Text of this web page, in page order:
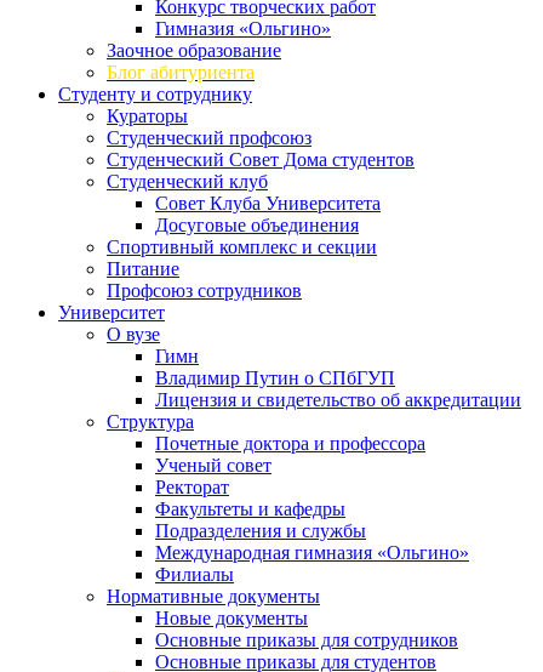
Конкурс творческих работ
Гимназия «Ольгино»
Заочное образование
Блог абитуриента
Студенту и сотруднику
Кураторы
Студенческий профсоюз
Студенческий Совет Дома студентов
Студенческий клуб
Совет Клуба Университета
Досуговые объединения
Спортивный комплекс и секции
Питание
Профсоюз сотрудников
Университет
О вузе
Гимн
Владимир Путин о СПбГУП
Лицензия и свидетельство об аккредитации
Структура
Почетные доктора и профессора
Ученый совет
Ректорат
Факультеты и кафедры
Подразделения и службы
Международная гимназия «Ольгино»
Филиалы
Нормативные документы
Новые документы
Основные приказы для сотрудников
Основные приказы для студентов